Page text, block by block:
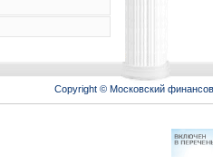
Copyright © Московский